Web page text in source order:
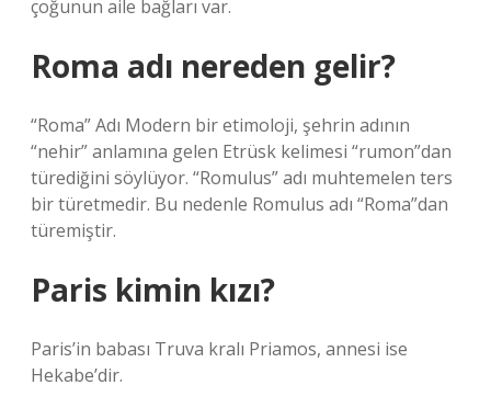
çoğunun aile bağları var.
Roma adı nereden gelir?
“Roma” Adı Modern bir etimoloji, şehrin adının
“nehir” anlamına gelen Etrüsk kelimesi “rumon”dan
türediğini söylüyor. “Romulus” adı muhtemelen ters
bir türetmedir. Bu nedenle Romulus adı “Roma”dan
türemiştir.
Paris kimin kızı?
Paris’in babası Truva kralı Priamos, annesi ise
Hekabe’dir.